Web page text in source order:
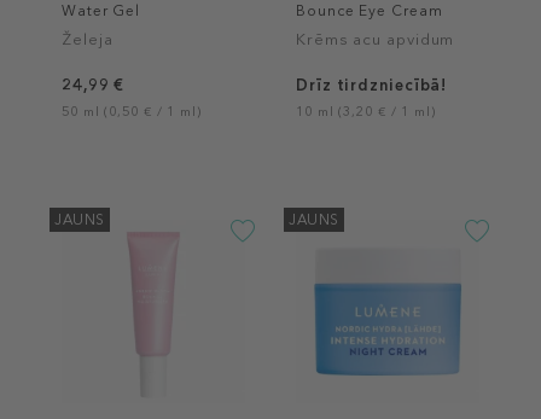
Water Gel
Želeja
24,99 €
50 ml (0,50 € / 1 ml)
Bounce Eye Cream
Krēms acu apvidum
Drīz tirdzniecībā!
10 ml (3,20 € / 1 ml)
JAUNS JAUNS